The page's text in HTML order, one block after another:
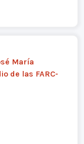
María
de las FARC-